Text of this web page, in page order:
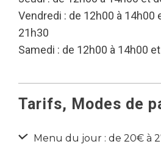
Vendredi : de 12h00 à 14h00
21h30
Samedi : de 12h00 à 14h00
Tarifs, Modes de
Menu du jour : de 20€ à